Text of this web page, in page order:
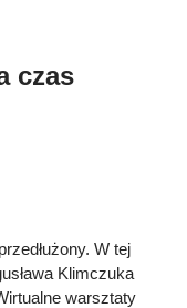
czas
W tej
Klimczuka
warsztaty